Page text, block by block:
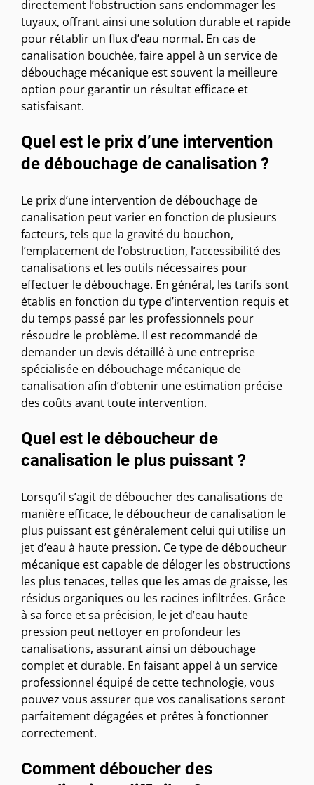
directement l’obstruction sans endommager les
tuyaux, offrant ainsi une solution durable et rapide
pour rétablir un flux d’eau normal. En cas de
canalisation bouchée, faire appel à un service de
débouchage mécanique est souvent la meilleure
option pour garantir un résultat efficace et
satisfaisant.
Quel est le prix d’une intervention
de débouchage de canalisation ?
Le prix d’une intervention de débouchage de
canalisation peut varier en fonction de plusieurs
facteurs, tels que la gravité du bouchon,
l’emplacement de l’obstruction, l’accessibilité des
canalisations et les outils nécessaires pour
effectuer le débouchage. En général, les tarifs sont
établis en fonction du type d’intervention requis et
du temps passé par les professionnels pour
résoudre le problème. Il est recommandé de
demander un devis détaillé à une entreprise
spécialisée en débouchage mécanique de
canalisation afin d’obtenir une estimation précise
des coûts avant toute intervention.
Quel est le déboucheur de
canalisation le plus puissant ?
Lorsqu’il s’agit de déboucher des canalisations de
manière efficace, le déboucheur de canalisation le
plus puissant est généralement celui qui utilise un
jet d’eau à haute pression. Ce type de déboucheur
mécanique est capable de déloger les obstructions
les plus tenaces, telles que les amas de graisse, les
résidus organiques ou les racines infiltrées. Grâce
à sa force et sa précision, le jet d’eau haute
pression peut nettoyer en profondeur les
canalisations, assurant ainsi un débouchage
complet et durable. En faisant appel à un service
professionnel équipé de cette technologie, vous
pouvez vous assurer que vos canalisations seront
parfaitement dégagées et prêtes à fonctionner
correctement.
Comment déboucher des